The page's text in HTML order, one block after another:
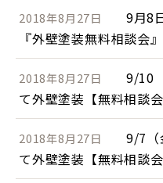
2018年8月27日
9月8
『外壁塗装無料相談会
2018年8月27日
9/10
て外壁塗装【無料相談会
2018年8月27日
9/7（
て外壁塗装【無料相談会